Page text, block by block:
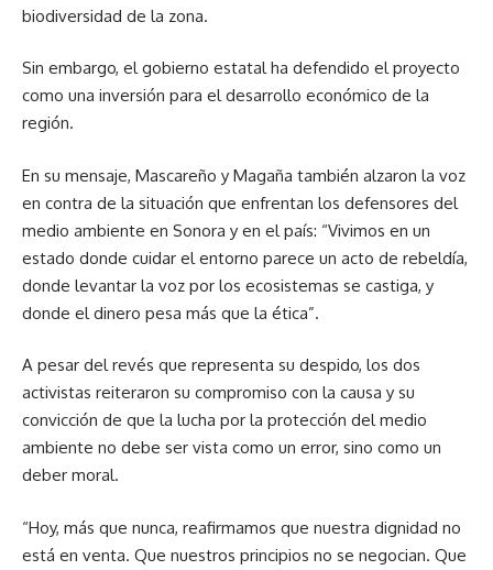
biodiversidad de la zona.
Sin embargo, el gobierno estatal ha defendido el proyecto
como una inversión para el desarrollo económico de la
región.
En su mensaje, Mascareño y Magaña también alzaron la voz
en contra de la situación que enfrentan los defensores del
medio ambiente en Sonora y en el país: “Vivimos en un
estado donde cuidar el entorno parece un acto de rebeldía,
donde levantar la voz por los ecosistemas se castiga, y
donde el dinero pesa más que la ética”.
A pesar del revés que representa su despido, los dos
activistas reiteraron su compromiso con la causa y su
convicción de que la lucha por la protección del medio
ambiente no debe ser vista como un error, sino como un
deber moral.
“Hoy, más que nunca, reafirmamos que nuestra dignidad no
está en venta. Que nuestros principios no se negocian. Que